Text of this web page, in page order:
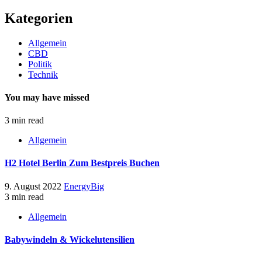
Kategorien
Allgemein
CBD
Politik
Technik
You may have missed
3 min read
Allgemein
H2 Hotel Berlin Zum Bestpreis Buchen
9. August 2022 EnergyBig
3 min read
Allgemein
Babywindeln & Wickelutensilien